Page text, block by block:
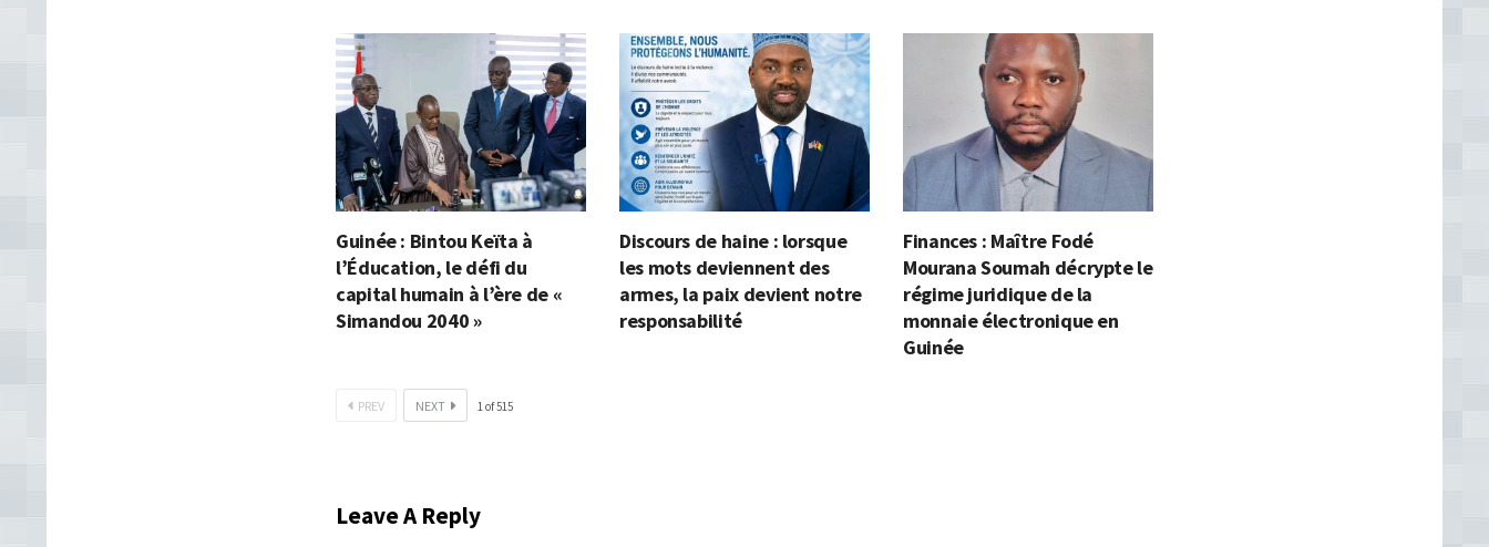
Guinée : Bintou Keïta à
l’Éducation, le défi du
capital humain à l’ère de «
Simandou 2040 »
Discours de haine : lorsque
les mots deviennent des
armes, la paix devient notre
responsabilité
Finances : Maître Fodé
Mourana Soumah décrypte le
régime juridique de la
monnaie électronique en
Guinée
PREV NEXT 1of515
Leave A Reply